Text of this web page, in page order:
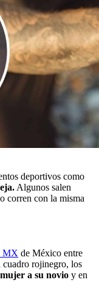
deportivos como
Algunos salen
corren con la misma
MX de México entre
cuadro rojinegro, los
a su novio y en